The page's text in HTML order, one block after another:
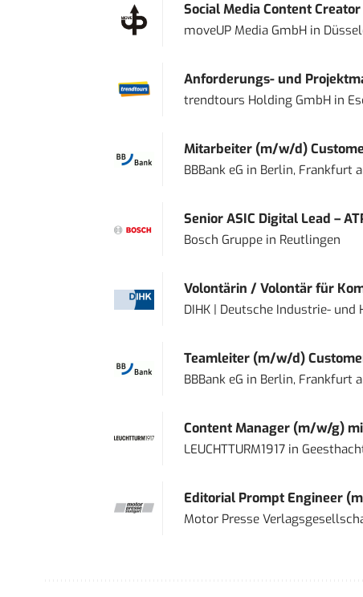
Social Media Content
moveUP Media GmbHin
Anforderungs- und
trendtours Holding GmbHin
Mitarbeiter (m/w/d)
BBBank eG in Berlin, Frankfurt
Senior ASIC Digital Lead –
Bosch Gruppein Reutlingen
Volontärin / Volontär für
DIHK | Deutsche Industrie- und
Teamleiter (m/w/d)
BBBank eG in Berlin, Frankfurt
Content Manager (m/w/g)
LEUCHTTURM1917in
Editorial Prompt Engineer
Motor Presse